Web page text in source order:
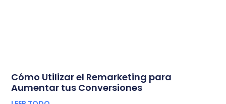
Cómo Utilizar el Remarketing para
Aumentar tus Conversiones